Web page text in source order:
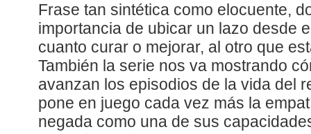
Frase tan sintética como elocuente,
importancia de ubicar un lazo desde
cuanto curar o mejorar, al otro que
También la serie nos va mostrando
avanzan los episodios de la vida del
pone en juego cada vez más la
negada como una de sus